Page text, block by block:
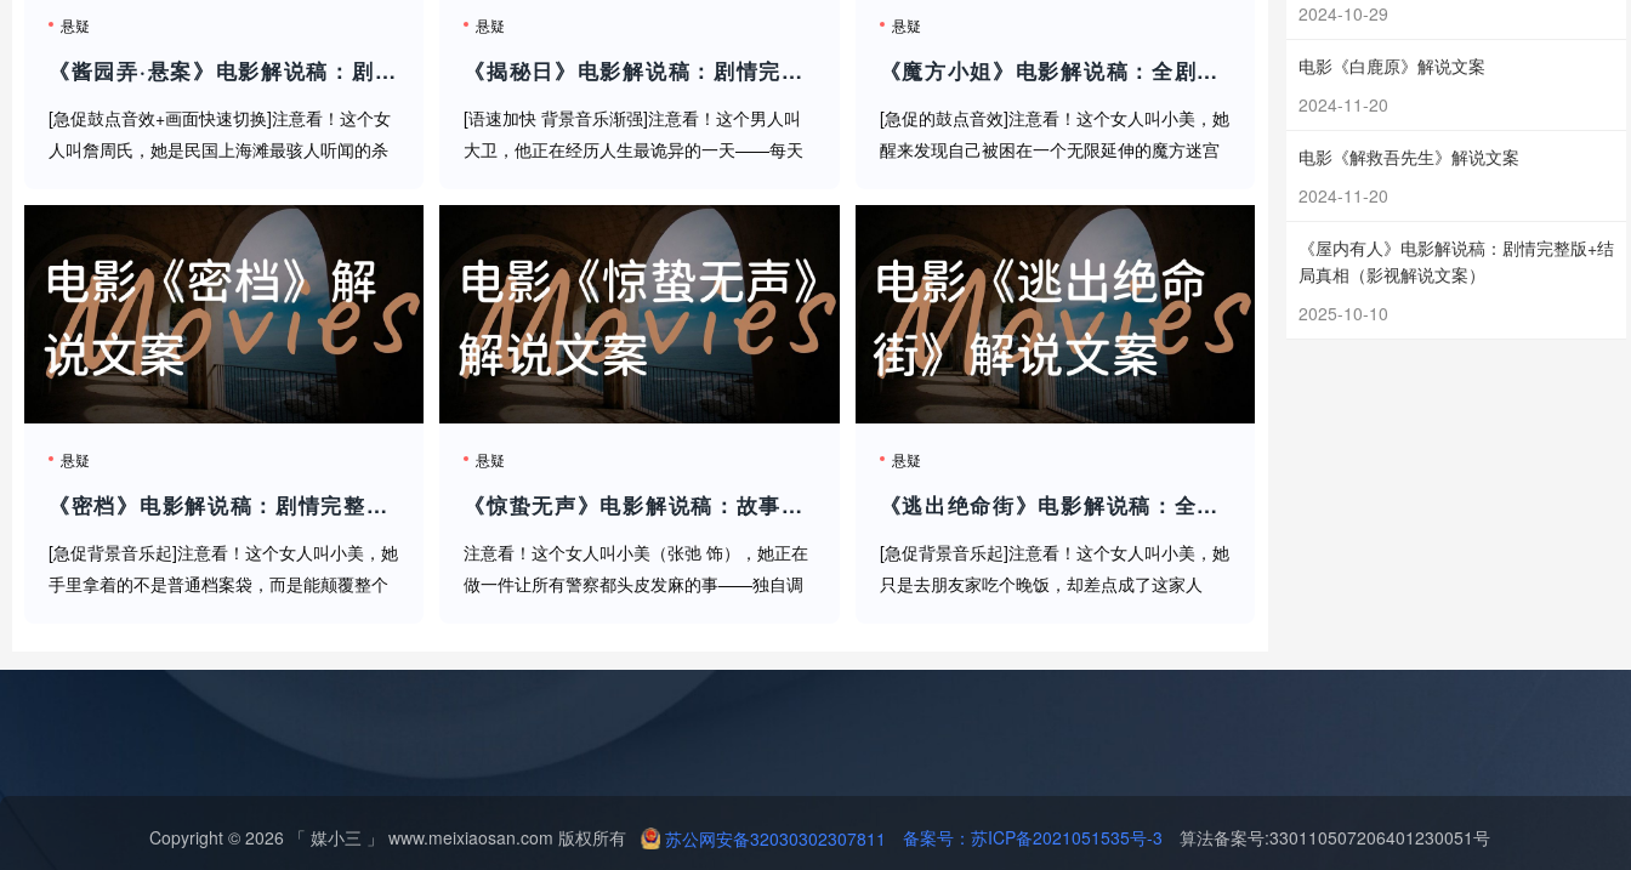
电影最后半小时全程高能！反转再反转！当你以为小美终于逃出生天时，最后一个镜头让你怀疑人生！我和导演看粗剪时，整整讨论了三
天这个结局的含义！
（语气凝重）说到底，《无处释放我》不仅仅是一部惊悚片。它探讨的是现代科技伦理，是婚姻中的控制与反抗，更是对"完美生活"的深刻
最后问大家一个问题：如果给你小美的物质条件，但失去所有隐私和自由，你愿意吗？评论区聊聊！
（轻松语气）强烈推荐各位去看原片，尤其是那个音响效果！用杜比全景声看那段智能家居暴走的戏，简直汗毛倒立！记得看完回来点赞
关注，下期解说更刺激的《监控人生》！
悬疑
《酱园弄·悬案》电影解说稿：剧情完整版+彩蛋盘点（影视解说文案）
[急促鼓点音效+画面快速切换]注意看！这个女
人叫詹周氏，她是民国上海滩最骇人听闻的杀
表面那样吗？[突然静音]今天带你们深度解码陈
可辛导演震撼新作——《酱园弄...
悬疑
《揭秘日》电影解说稿：剧情完整版+结局真相（影视解说文案）
[语速加快 背景音乐渐强]注意看！这个男人叫
大卫，他正在经历人生最诡异的一天——每天
漫喜剧，而是一场细思极恐的死亡循环！（音
效：时钟滴答声突然停滞）[镜头切换 ...
悬疑
《魔方小姐》电影解说稿：全剧情讲解+结局真相（影视解说文案）
[急促的鼓点音效]注意看！这个女人叫小美，她
醒来发现自己被困在一个无限延伸的魔方迷宫
她的记忆，就像被撕碎的纸片一样零散…（语
速加快）这就是今天要解说的脑洞神...
悬疑
《密档》电影解说稿：剧情完整版+结局真相（影视解说文案）
[急促背景音乐起]注意看！这个女人叫小美，她
手里拿着的不是普通档案袋，而是能颠覆整个
悬疑
《惊蛰无声》电影解说稿：故事梳理+结局真相（影视解说文案）
注意看！这个女人叫小美（张弛 饰），她正在
做一件让所有警察都头皮发麻的事——独自调
悬疑
《逃出绝命街》电影解说稿：全剧情讲解+结局真相（影视解说文案）
[急促背景音乐起]注意看！这个女人叫小美，她
只是去朋友家吃个晚饭，却差点成了这家人
2024-10-29
电影《白鹿原》解说文案
2024-11-20
电影《解救吾先生》解说文案
2024-11-20
《屋内有人》电影解说稿：剧情完整版+结
局真相（影视解说文案）
2025-10-10
Copyright © 2026 「 媒小三 」 www.meixiaosan.com 版权所有 苏公网安备32030302307811 备案号：苏ICP备2021051535号-3 算法备案号:330110507206401230051号